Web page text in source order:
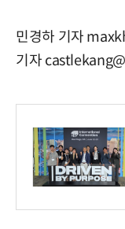
민경하 기자
기자